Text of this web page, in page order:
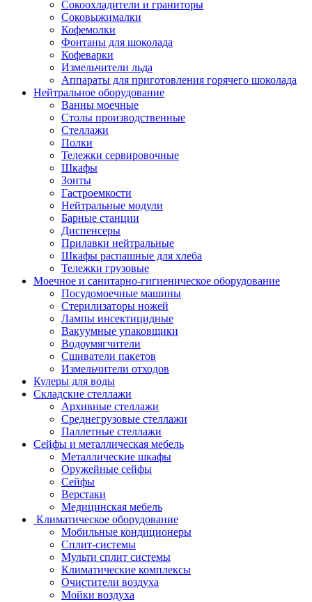
Сокоохладители и граниторы
Соковыжималки
Кофемолки
Фонтаны для шоколада
Кофеварки
Измельчители льда
Аппараты для приготовления горячего шоколада
Нейтральное оборудование
Ванны моечные
Столы производственные
Стеллажи
Полки
Тележки сервировочные
Шкафы
Зонты
Гастроемкости
Нейтральные модули
Барные станции
Диспенсеры
Прилавки нейтральные
Шкафы распашные для хлеба
Тележки грузовые
Моечное и санитарно-гигиеническое оборудование
Посудомоечные машины
Стерилизаторы ножей
Лампы инсектицидные
Вакуумные упаковщики
Водоумягчители
Сшиватели пакетов
Измельчители отходов
Кулеры для воды
Складские стеллажи
Архивные стеллажи
Среднегрузовые стеллажи
Паллетные стеллажи
Сейфы и металлическая мебель
Металлические шкафы
Оружейные сейфы
Сейфы
Верстаки
Медицинская мебель
Климатическое оборудование
Мобильные кондиционеры
Сплит-системы
Мульти сплит системы
Климатические комплексы
Очистители воздуха
Мойки воздуха